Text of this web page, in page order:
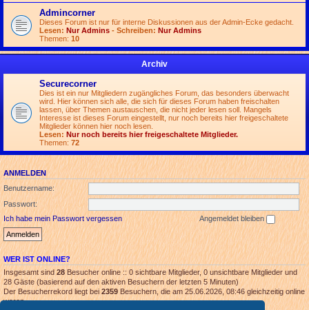
Admincorner
Dieses Forum ist nur für interne Diskussionen aus der Admin-Ecke gedacht.
Lesen: Nur Admins - Schreiben: Nur Admins
Themen: 10
Archiv
Securecorner
Dies ist ein nur Mitgliedern zugängliches Forum, das besonders überwacht
wird. Hier können sich alle, die sich für dieses Forum haben freischalten
lassen, über Themen austauschen, die nicht jeder lesen soll. Mangels
Interesse ist dieses Forum eingestellt, nur noch bereits hier freigeschaltete
Mitglieder können hier noch lesen.
Lesen: Nur noch bereits hier freigeschaltete Mitglieder.
Themen: 72
ANMELDEN
Benutzername:
Passwort:
Ich habe mein Passwort vergessen
Angemeldet bleiben
WER IST ONLINE?
Insgesamt sind28Besucher online :: 0 sichtbare Mitglieder, 0 unsichtbare Mitglieder und
28 Gäste (basierend auf den aktiven Besuchern der letzten 5 Minuten)
Der Besucherrekord liegt bei2359Besuchern, die am 25.06.2026, 08:46 gleichzeitig online
waren.